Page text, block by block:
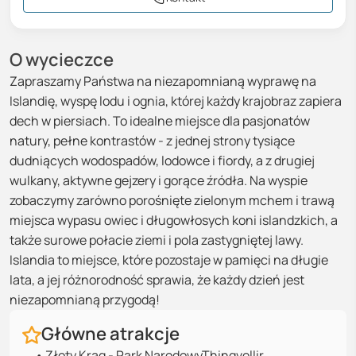
O wycieczce
Zapraszamy Państwa na niezapomnianą wyprawę na
Islandię, wyspę lodu i ognia, której każdy krajobraz zapiera
dech w piersiach. To idealne miejsce dla pasjonatów
natury, pełne kontrastów - z jednej strony tysiące
dudniących wodospadów, lodowce i fiordy, a z drugiej
wulkany, aktywne gejzery i gorące źródła. Na wyspie
zobaczymy zarówno porośnięte zielonym mchem i trawą
miejsca wypasu owiec i długowłosych koni islandzkich, a
także surowe połacie ziemi i pola zastygniętej lawy.
Islandia to miejsce, które pozostaje w pamięci na długie
lata, a jej różnorodność sprawia, że każdy dzień jest
niezapomnianą przygodą!
Główne atrakcje